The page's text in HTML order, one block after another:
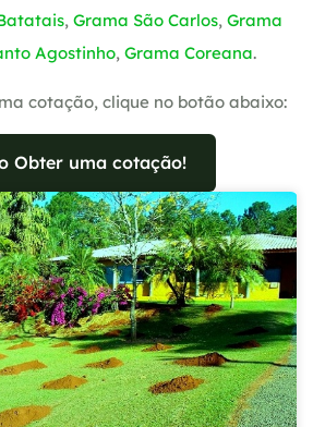
, Grama São Carlos, Grama
Agostinho, Grama Coreana.
cotação, clique no botão abaixo:
Obter uma cotação!